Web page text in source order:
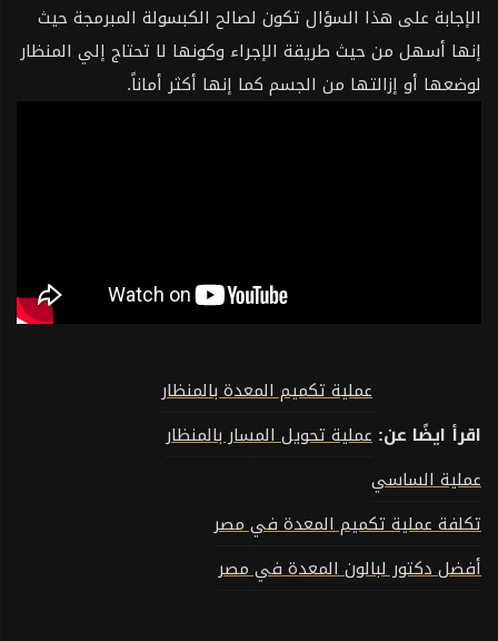
الإجابة على هذا السؤال تكون لصالح الكبسولة المبرمجة حيث
إنها أسهل من حيث طريقة الإجراء وكونها لا تحتاج إلي المنظار
لوضعها أو إزالتها من الجسم كما إنها أكثر أماناً.
اقرأ ايضًا عن:
عملية تكميم المعدة بالمنظار
عملية تحويل المسار بالمنظار
عملية الساسي
تكلفة عملية تكميم المعدة في مصر
أفضل دكتور لبالون المعدة في مصر